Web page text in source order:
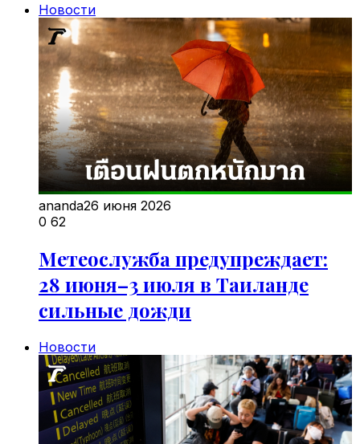
Новости
ananda26 июня 2026
0 62
Метеослужба предупреждает:
28 июня–3 июля в Таиланде
сильные дожди
Новости